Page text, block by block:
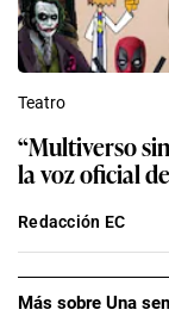
Teatro
“Multiverso
la voz oficial
Redacción EC
Más sobre Una